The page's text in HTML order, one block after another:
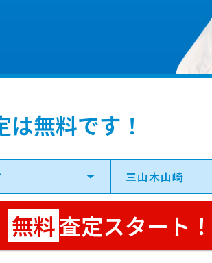
無料です！
査定スタート！